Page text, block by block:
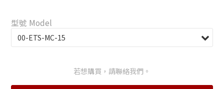
型號 Model
若想購買，請聯絡我們。